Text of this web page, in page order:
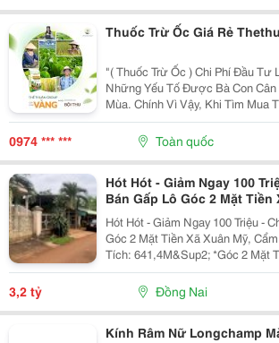
Thuốc Trừ Ốc Giá Rẻ
"( Thuốc Trừ Ốc ) Chi Phí Đầu Tư
Những Yếu Tố Được Bà Con
Mùa. Chính Vì Vậy, Khi Tìm Mua
Vật, Nhiều Người Thường Ưu
Có Mức Giá Hợp Lý Để Tiết
Nhiên, Giá...
0974 *** *** Toàn quốc
Hót Hót - Giảm Ngay 100
Bán Gấp Lô Góc 2 Mặt Tiền
Mỹ, Đồng Nai
Hót Hót - Giảm Ngay 100 Triệu -
Góc 2 Mặt Tiền Xã Xuân Mỹ,
Tích: 641,4M&Sup2; *Góc 2 Mặt
Thuận Tiện Kinh Doanh Đa
764 Chỉ Khoảng 400M. *Pháp Lý
3,2 tỷ Đồng Nai
Kính Râm Nữ Longchamp